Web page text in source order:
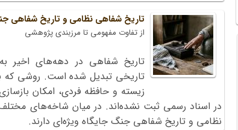
تاریخ شفاهی نظامی و تاریخ شفاهی
از تفاوت مفهومی تا مرزبندی پژوهشی
تاریخ شفاهی در دهه‌های اخیر
تاریخی تبدیل شده است. روشی که
زیسته و حافظه فردی، امکان
در اسناد رسمی ثبت نشده‌اند. در میان شاخه‌های
نظامی و تاریخ شفاهی جنگ جایگاه ویژه‌ای دارند.